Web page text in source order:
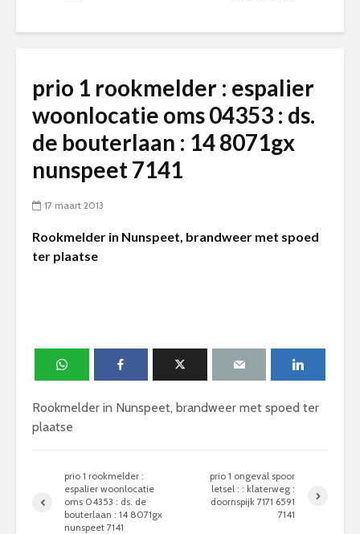
prio 1 rookmelder : espalier
woonlocatie oms 04353 : ds.
de bouterlaan : 14 8071gx
nunspeet 7141
17 maart 2013
Rookmelder in Nunspeet, brandweer met spoed
ter plaatse
Rookmelder in Nunspeet, brandweer met spoed ter
plaatse
prio 1 rookmelder :
espalier woonlocatie
oms 04353 : ds. de
bouterlaan : 14 8071gx
nunspeet 7141
prio 1 ongeval spoor
letsel : : klaterweg :
doornspijk 7171 6591
7141